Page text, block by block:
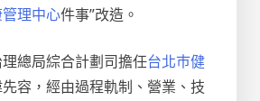
理中心件事”改造。
總局綜合計劃司擔任台北巿健
容，經由過程軌制、營業、技